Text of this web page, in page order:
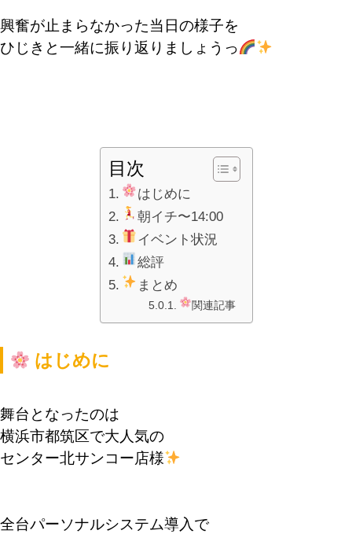
興奮が止まらなかった当日の様子を
ひじきと一緒に振り返りましょうっ
目次
はじめに
朝イチ〜14:00
イベント状況
総評
まとめ
関連記事
はじめに
舞台となったのは
横浜市都筑区で大人気の
センター北サンコー店様
全台パーソナルシステム導入で